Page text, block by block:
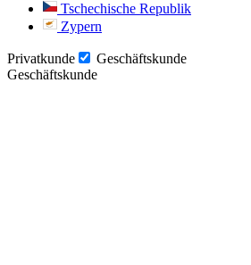
Tschechische Republik
Zypern
Privatkunde
Geschäftskunde
Geschäftskunde